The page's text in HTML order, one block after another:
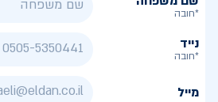
*חובה
נייד
*חובה
מייל